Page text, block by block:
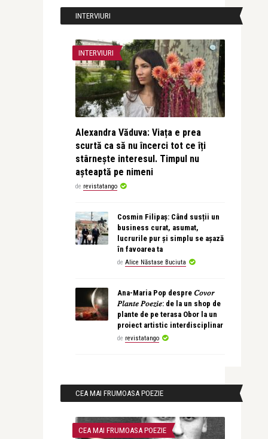
INTERVIURI
INTERVIURI
Alexandra Văduva: Viața e prea
scurtă ca să nu încerci tot ce îți
stârnește interesul. Timpul nu
așteaptă pe nimeni
de revistatango
Cosmin Filipaș: Când susții un
business curat, asumat,
lucrurile pur și simplu se așază
în favoarea ta
de Alice Năstase Buciuta
Ana-Maria Pop despre 𝐶𝑜𝑣𝑜𝑟
𝑃𝑙𝑎𝑛𝑡𝑒 𝑃𝑜𝑒𝑧𝑖𝑒: de la un shop de
plante de pe terasa Obor la un
proiect artistic interdisciplinar
de revistatango
CEA MAI FRUMOASA POEZIE
CEA MAI FRUMOASA POEZIE